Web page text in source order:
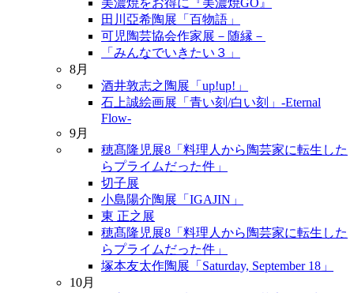
美濃焼をお得に『美濃焼GO』
田川亞希陶展「百物語」
可児陶芸協会作家展－随縁－
「みんなでいきたい３」
8月
酒井敦志之陶展「up!up!」
石上誠絵画展「青い刻/白い刻」-Eternal
Flow-
9月
穂髙隆児展8「料理人から陶芸家に転生した
らプライムだった件」
切子展
小島陽介陶展「IGAJIN」
東 正之展
穂髙隆児展8「料理人から陶芸家に転生した
らプライムだった件」
塚本友太作陶展「Saturday, September 18」
10月